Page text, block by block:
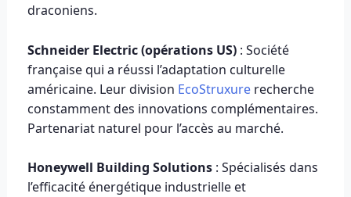
draconiens.
Schneider Electric (opérations US): Société
française qui a réussi l’adaptation culturelle
américaine. Leur division EcoStruxure recherche
constamment des innovations complémentaires.
Partenariat naturel pour l’accès au marché.
Honeywell Building Solutions: Spécialisés dans
l’efficacité énergétique industrielle et